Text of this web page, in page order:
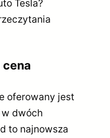
Tesla?
cena
oferowany jest
dwóch
to najnowsza